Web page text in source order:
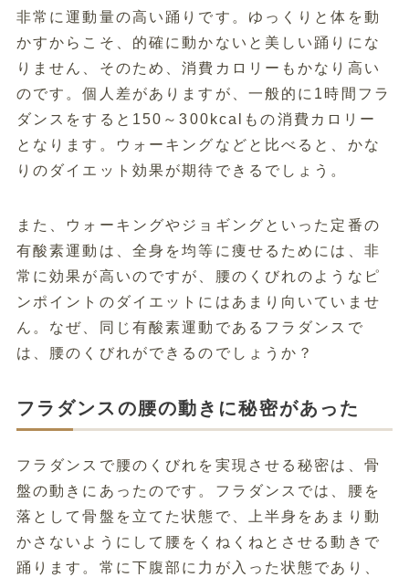
非常に運動量の高い踊りです。ゆっくりと体を動
かすからこそ、的確に動かないと美しい踊りにな
りません、そのため、消費カロリーもかなり高い
のです。個人差がありますが、一般的に1時間フラ
ダンスをすると150～300kcalもの消費カロリー
となります。ウォーキングなどと比べると、かな
りのダイエット効果が期待できるでしょう。
また、ウォーキングやジョギングといった定番の
有酸素運動は、全身を均等に痩せるためには、非
常に効果が高いのですが、腰のくびれのようなピ
ンポイントのダイエットにはあまり向いていませ
ん。なぜ、同じ有酸素運動であるフラダンスで
は、腰のくびれができるのでしょうか？
フラダンスの腰の動きに秘密があった
フラダンスで腰のくびれを実現させる秘密は、骨
盤の動きにあったのです。フラダンスでは、腰を
落として骨盤を立てた状態で、上半身をあまり動
かさないようにして腰をくねくねとさせる動きで
踊ります。常に下腹部に力が入った状態であり、